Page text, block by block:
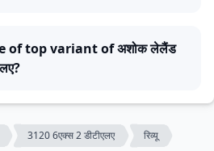
of top variant of अशोक लेलैंड
3120 6एक्स 2 डीटीएलए रिव्यू